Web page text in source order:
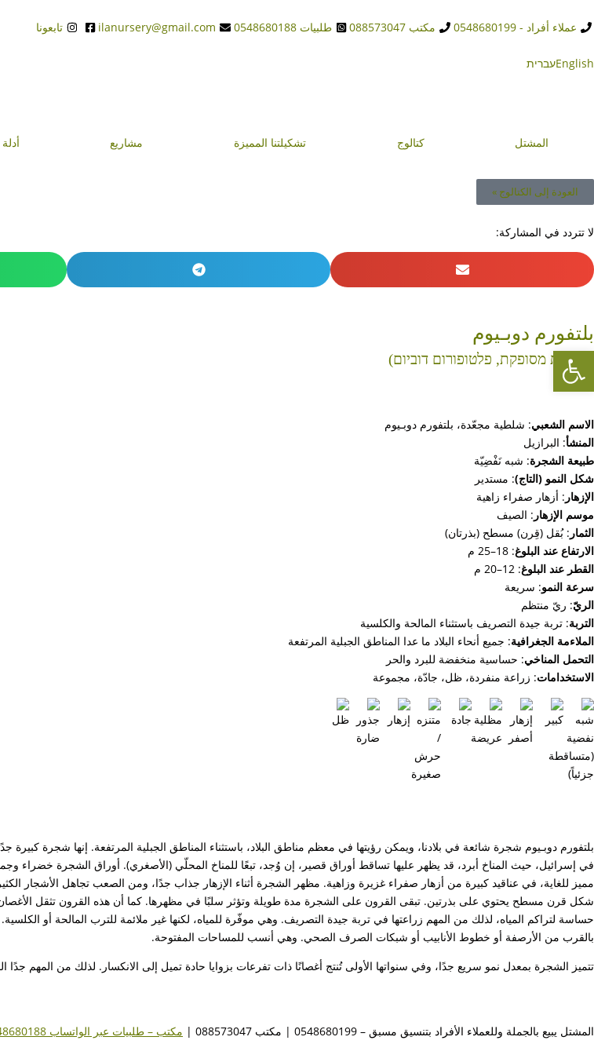
عملاء أفراد - 0548680199 مكتب 088573047 طلبيات 0548680188 ilanursery@gmail.com تابعونا
Englishעברית
المشتل كتالوج تشكيلتنا المميزة مشاريع أدلة
العودة إلى الكتالوج »
لا تتردد في المشاركة:
بلتفورم دوبـيوم
(שלטית מסופקת, פלטופורום דוביום)
الاسم الشعبي: شلطية مجعّدة، بلتفورم دوبـيوم
المنشأ: البرازيل
طبيعة الشجرة: شبه نَفْضِيّة
شكل النمو (التاج): مستدير
الإزهار : أزهار صفراء زاهية
موسم الإزهار : الصيف
الثمار : بُقل (قِرن) مسطح (بذرتان)
الارتفاع عند البلوغ: 18–25 م
القطر عند البلوغ: 12–20 م
سرعة النمو: سريعة
الريّ: ريّ منتظم
التربة: تربة جيدة التصريف باستثناء المالحة والكلسية
الملاءمة الجغرافية: جميع أنحاء البلاد ما عدا المناطق الجبلية المرتفعة
التحمل المناخي: حساسية منخفضة للبرد والحر
الاستخدامات: زراعة منفردة، ظل، جادّة، مجموعة
بلتفورم دوبـيوم شجرة شائعة في بلادنا، ويمكن رؤيتها في معظم مناطق البلاد، باستثناء المناطق الجبلية المرتفعة. إنها شجرة
في إسرائيل، حيث المناخ أبرد، قد يظهر عليها تساقط أوراق قصير، إن وُجد، تبعًا للمناخ المحلّي (الأصغري). أوراق الشجرة خضراء
مميز للغاية، في عناقيد كبيرة من أزهار صفراء غزيرة وزاهية. مظهر الشجرة أثناء الإزهار جذاب جدًا، ومن الصعب تجاهل الأشجار
شكل قرن مسطح يحتوي على بذرتين. تبقى القرون على الشجرة مدة طويلة وتؤثر سلبًا في مظهرها. كما أن هذه القرون تثقل
حساسة لتراكم المياه، لذلك من المهم زراعتها في تربة جيدة التصريف. وهي موفّرة للمياه، لكنها غير ملائمة للترب المالحة أو
بالقرب من الأرصفة أو خطوط الأنابيب أو شبكات الصرف الصحي. وهي أنسب للمساحات المفتوحة.
تتميز الشجرة بمعدل نمو سريع جدًا، وفي سنواتها الأولى تُنتج أغصانًا ذات تفرعات بزوايا حادة تميل إلى الانكسار. لذلك من
المشتل يبيع بالجملة وللعملاء الأفراد بتنسيق مسبق – 0548680199 | مكتب 088573047 | مكتب – طلبيات عبر الواتساب 0548680188
Open toolbar